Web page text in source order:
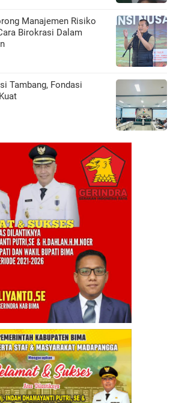
Manajemen Risiko
Birokrasi Dalam
Tambang, Fondasi